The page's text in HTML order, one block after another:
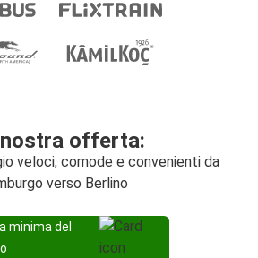
offerta:
veloci, comode e convenienti da
verso Berlino
minima del